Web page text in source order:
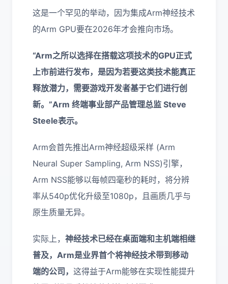
这是一个罕见的举动，因为集成Arm神经技术
的Arm GPU要在2026年才会推向市场。
“Arm之所以选择在搭载这项技术的GPU正式
上市前进行发布，是因为若要这类技术能真正
释放潜力，需要游戏开发者基于它们进行创
新。”Arm 终端事业部产品管理总监 Steve
Steele表示。
Arm会首先推出Arm神经超级采样 (Arm
Neural Super Sampling, Arm NSS)引擎，
Arm NSS能够以每帧四毫秒的耗时，将分辨
率从540p优化升级至1080p，且画质几乎与
原生质量无异。
实际上， 神经技术已经在桌面端和主机端相继
普及，Arm是业界首个将神经技术带到移动
端的公司， 这得益于Arm能够在实现性能提升